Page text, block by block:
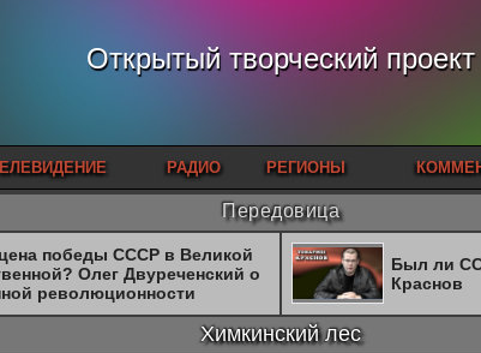
Открытый творческий проект
РАДИО РЕГИОНЫ
Передовица
победы СССР в Великой
Олег Двуреченский о
революционности
Был ли
Краснов
Химкинский лес